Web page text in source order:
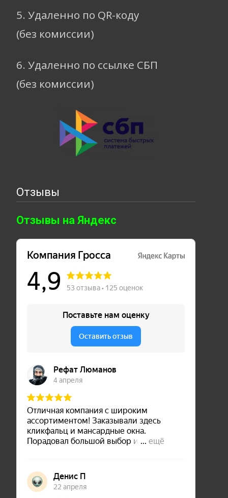
5. Удаленно по QR-коду
(без комиссии)
6. Удаленно по ссылке СБП
(без комиссии)
Отзывы
Отзывы на Яндекс